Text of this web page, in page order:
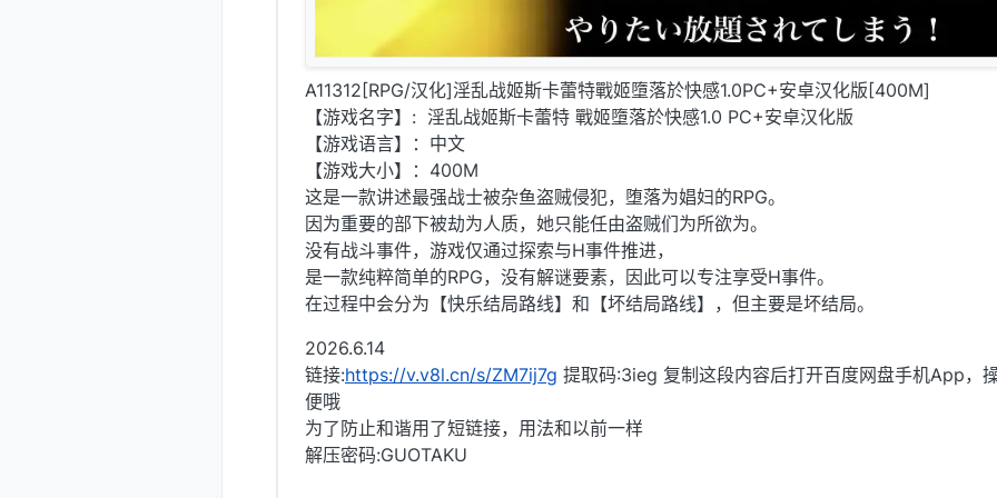
A11312[RPG/汉化]淫乱战姬斯卡蕾特戰姬墮落於快感1.0PC+安卓汉化版[400M]
【游戏名字】: 淫乱战姬斯卡蕾特 戰姬墮落於快感1.0 PC+安卓汉化版
【游戏语言】：中文
【游戏大小】：400M
这是一款讲述最强战士被杂鱼盗贼侵犯，堕落为娼妇的RPG。
因为重要的部下被劫为人质，她只能任由盗贼们为所欲为。
没有战斗事件，游戏仅通过探索与H事件推进，
是一款纯粹简单的RPG，没有解谜要素，因此可以专注享受H事件。
在过程中会分为【快乐结局路线】和【坏结局路线】，但主要是坏结局。
2026.6.14
链接:https://v.v8l.cn/s/ZM7ij7g 提取码:3ieg 复制这段内容后打开百度网盘手机App，
便哦
为了防止和谐用了短链接，用法和以前一样
解压密码:GUOTAKU